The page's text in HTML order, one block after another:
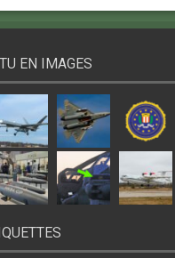
EN IMAGES